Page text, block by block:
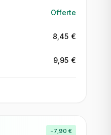
Offerte
8,45 €
9,95 €
−7,90 €